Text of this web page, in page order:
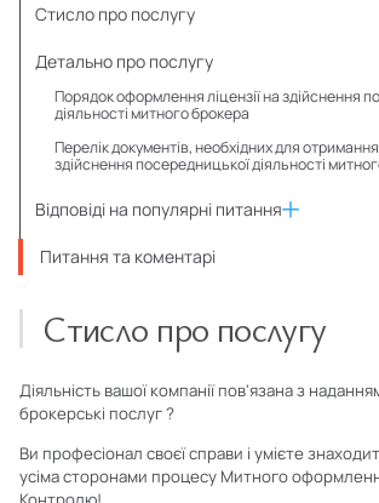
Стисло про послугу
Діяльність вашої компанії пов'язана з
брокерські послуг ?
Ви професіонал своєї справи і умієте
усіма сторонами процесу Митного
Стисло про послугу
Детально про послугу
Порядок оформлення ліцензії на здійснення
діяльності митного брокера
Перелік документів, необхідних для отримання
здійснення посередницької діяльності
Відповіді на популярні питання
Питання та коментарі